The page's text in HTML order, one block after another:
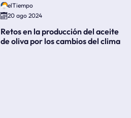
elTiempo
20 ago 2024
Retos en la producción del aceite
de oliva por los cambios del clima